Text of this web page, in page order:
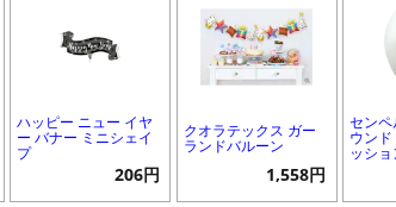
ハッピー ニュー イヤ
ー バナー ミニシェイ
プ
206円
クオラテックス ガー
ランドバルーン
1,558円
センペ
ウン
ッシ